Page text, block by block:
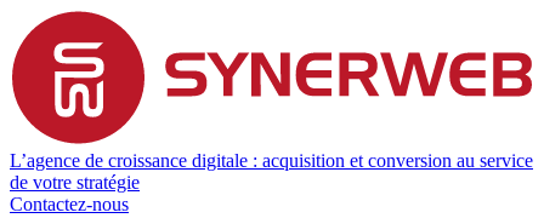
L’agence de croissance digitale : acquisition et conversion au service
de votre stratégie
Contactez-nous